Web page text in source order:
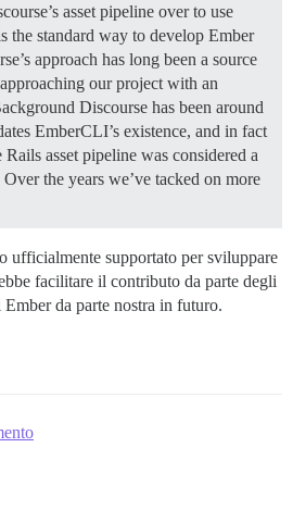
asset pipeline over to use
the standard way to develop Ember
approach has long been a source
our project with an
Discourse has been around
EmberCLI’s existence, and in fact
asset pipeline was considered a
the years we’ve tacked on more
ufficialmente supportato per sviluppare
facilitare il contributo da parte degli
da parte nostra in futuro.